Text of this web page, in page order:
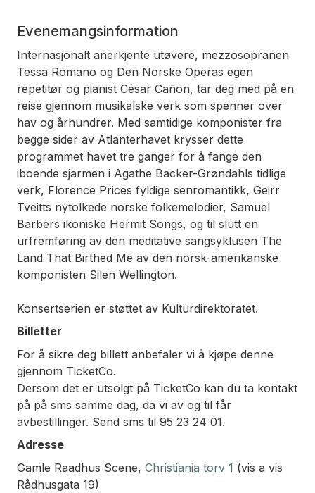
Evenemangsinformation
Internasjonalt anerkjente utøvere, mezzosopranen
Tessa Romano og Den Norske Operas egen
repetitør og pianist César Cañon, tar deg med på en
reise gjennom musikalske verk som spenner over
hav og århundrer. Med samtidige komponister fra
begge sider av Atlanterhavet krysser dette
programmet havet tre ganger for å fange den
iboende sjarmen i Agathe Backer-Grøndahls tidlige
verk, Florence Prices fyldige senromantikk, Geirr
Tveitts nytolkede norske folkemelodier, Samuel
Barbers ikoniske Hermit Songs, og til slutt en
urfremføring av den meditative sangsyklusen The
Land That Birthed Me av den norsk-amerikanske
komponisten Silen Wellington.
Konsertserien er støttet av Kulturdirektoratet.
Billetter
For å sikre deg billett anbefaler vi å kjøpe denne
gjennom TicketCo.
Dersom det er utsolgt på TicketCo kan du ta kontakt
på på sms samme dag, da vi av og til får
avbestillinger. Send sms til 95 23 24 01.
Adresse
Gamle Raadhus Scene, Christiania torv 1 (vis a vis
Rådhusgata 19)